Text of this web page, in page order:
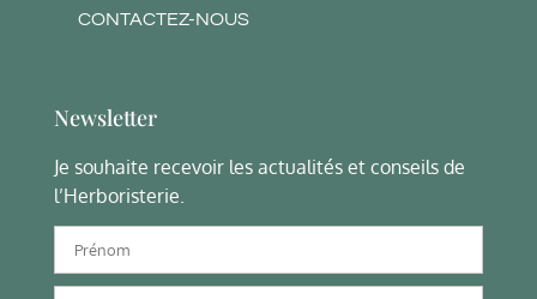
CONTACTEZ-NOUS
Newsletter
Je souhaite recevoir les actualités et conseils de
l’Herboristerie.